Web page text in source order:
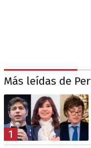
Más leídas de
1